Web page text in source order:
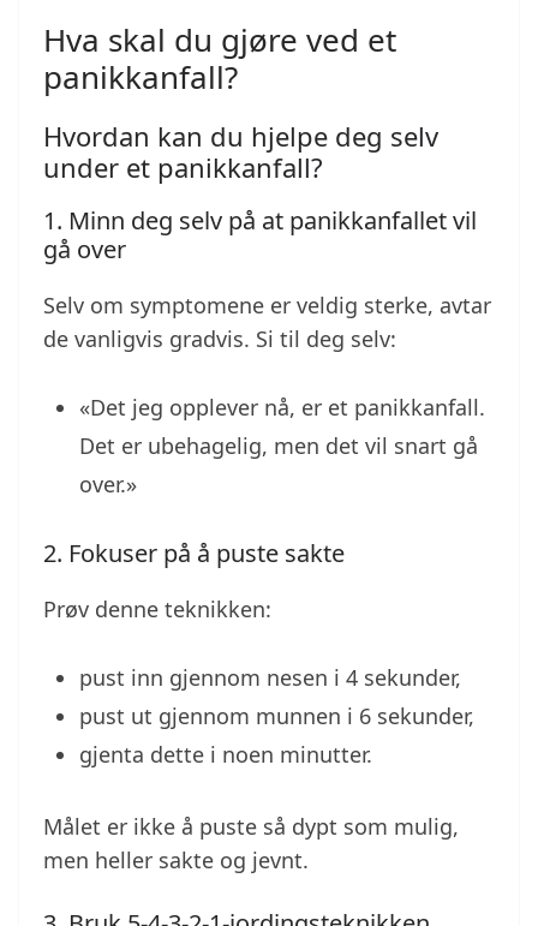
Hva skal du gjøre ved et
panikkanfall?
Hvordan kan du hjelpe deg selv
under et panikkanfall?
1. Minn deg selv på at panikkanfallet vil
gå over
Selv om symptomene er veldig sterke, avtar
de vanligvis gradvis. Si til deg selv:
«Det jeg opplever nå, er et panikkanfall.
Det er ubehagelig, men det vil snart gå
over.»
2. Fokuser på å puste sakte
Prøv denne teknikken:
pust inn gjennom nesen i 4 sekunder,
pust ut gjennom munnen i 6 sekunder,
gjenta dette i noen minutter.
Målet er ikke å puste så dypt som mulig,
men heller sakte og jevnt.